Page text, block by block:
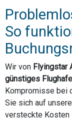
So
Wir von Flyingstar
günstiges
Kompromisse bei
Sie sich auf
versteckte Kosten